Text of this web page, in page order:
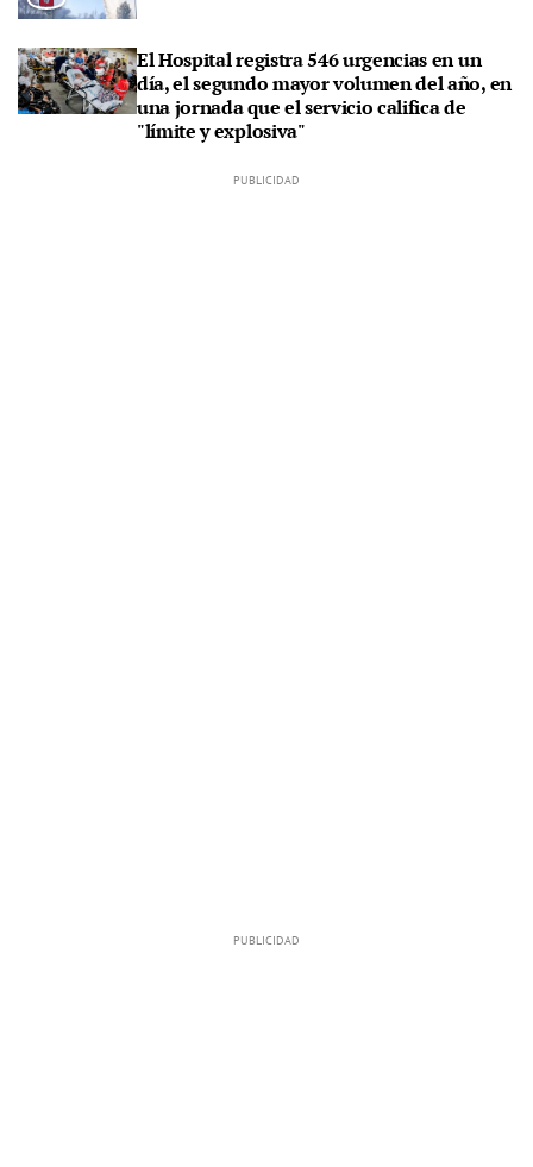
El Hospital registra 546 urgencias en un
día, el segundo mayor volumen del año, en
una jornada que el servicio califica de
"límite y explosiva"